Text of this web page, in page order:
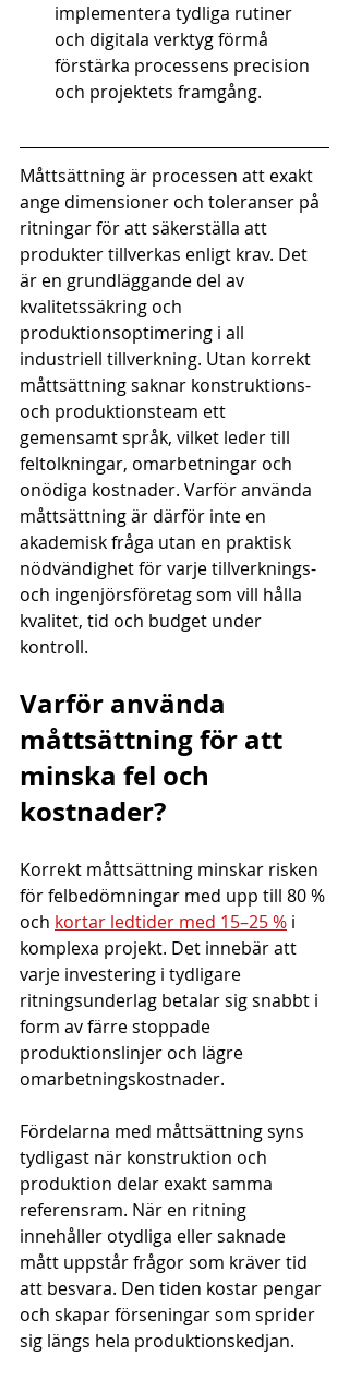
implementera tydliga rutiner
och digitala verktyg förmå
förstärka processens precision
och projektets framgång.
Måttsättning är processen att exakt
ange dimensioner och toleranser på
ritningar för att säkerställa att
produkter tillverkas enligt krav. Det
är en grundläggande del av
kvalitetssäkring och
produktionsoptimering i all
industriell tillverkning. Utan korrekt
måttsättning saknar konstruktions-
och produktionsteam ett
gemensamt språk, vilket leder till
feltolkningar, omarbetningar och
onödiga kostnader. Varför använda
måttsättning är därför inte en
akademisk fråga utan en praktisk
nödvändighet för varje tillverknings-
och ingenjörsföretag som vill hålla
kvalitet, tid och budget under
kontroll.
Varför använda
måttsättning för att
minska fel och
kostnader?
Korrekt måttsättning minskar risken
för felbedömningar med upp till 80 %
och kortar ledtider med 15–25 % i
komplexa projekt. Det innebär att
varje investering i tydligare
ritningsunderlag betalar sig snabbt i
form av färre stoppade
produktionslinjer och lägre
omarbetningskostnader.
Fördelarna med måttsättning syns
tydligast när konstruktion och
produktion delar exakt samma
referensram. När en ritning
innehåller otydliga eller saknade
mått uppstår frågor som kräver tid
att besvara. Den tiden kostar pengar
och skapar förseningar som sprider
sig längs hela produktionskedjan.